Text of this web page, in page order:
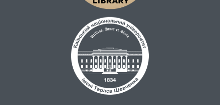
моделлю пластового розчину (по NaCl) –
від 0,8 до 25,0 % (середнє 11,3 %), а
відкрита пористість "по азоту" змінюється
від 1,5 % до 25,9 % (середня 12,9 %).